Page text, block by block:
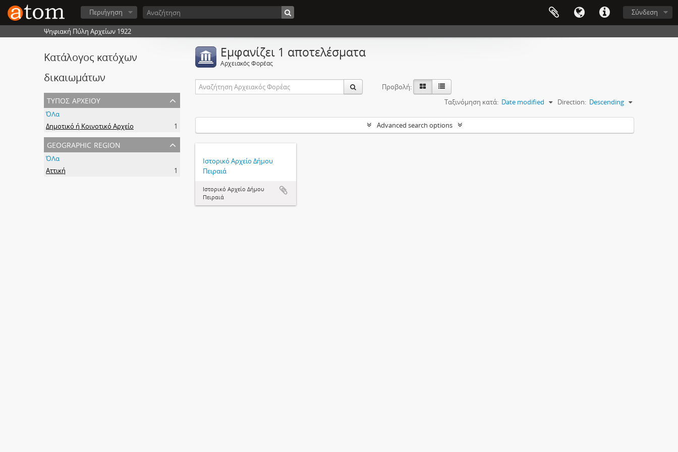
Σύνδεση
Περιήγηση
Ψηφιακή Πύλη Αρχείων 1922
Κατάλογος κατόχων
δικαιωμάτων
τύπος αρχείου
ΌΛα
Δημοτικό ή Κοινοτικό Αρχείο
1
geographic region
ΌΛα
Αττική
1
Εμφανίζει 1 αποτελέσματα
Αρχειακός Φορέας
Προβολή:
Ταξινόμηση κατά: Date modified Direction: Descending
Advanced search options
Ιστορικό Αρχείο Δήμου
Πειραιά
Ιστορικό Αρχείο Δήμου
Πειραιά